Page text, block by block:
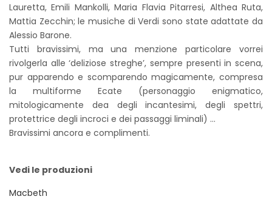
Lauretta, Emili Mankolli, Maria Flavia Pitarresi, Althea Ruta,
Mattia Zecchin; le musiche di Verdi sono state adattate da
Alessio Barone.
Tutti bravissimi, ma una menzione particolare vorrei
rivolgerla alle ‘deliziose streghe’, sempre presenti in scena,
pur apparendo e scomparendo magicamente, compresa
la multiforme Ecate (personaggio enigmatico,
mitologicamente dea degli incantesimi, degli spettri,
protettrice degli incroci e dei passaggi liminali) ...
Bravissimi ancora e complimenti.
Vedi le produzioni
Macbeth